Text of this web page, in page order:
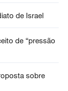
de Israel
de “pressão
sobre